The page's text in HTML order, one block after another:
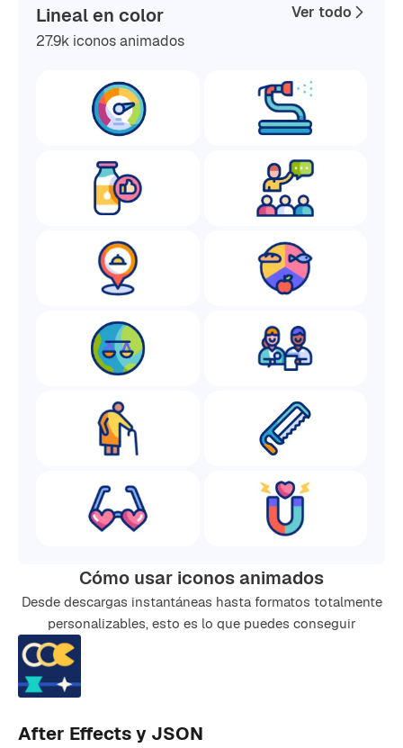
Lineal en color
27.9k iconos animados
Ver todo
Cómo usar iconos animados
Desde descargas instantáneas hasta formatos totalmente
personalizables, esto es lo que puedes conseguir
After Effects y JSON